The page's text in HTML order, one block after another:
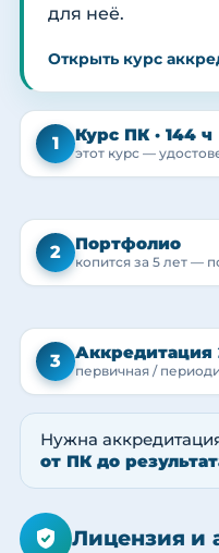
для неё.
Открыть курс
1 Курс ПК · 144 ч
этот курс —
2 Портфолио
копится за 5 лет —
3 Аккредитация
первичная /
Нужна
от ПК до
Лицензия и